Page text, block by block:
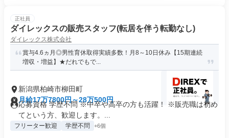
正社員
ダイレックスの販売スタッフ(転居を伴う転勤なし)
ダイレックス株式会社
賞与4.6ヵ月◎男性育休取得実績多数！月8～10日休み【15期連続
増収・増益】★だれでもで...
新潟県柏崎市柳田町
月給17万7800円～28万500円
応募資格 学歴不問 ※中卒や高卒の方も活躍！ ※販売職は初め
てという方、歓迎します。...
フリーター歓迎 学歴不問 +6個